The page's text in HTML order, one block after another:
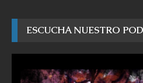
ESCUCHA NUESTRO